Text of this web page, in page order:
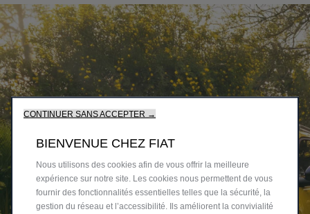
CONTINUER SANS ACCEPTER →
BIENVENUE CHEZ FIAT
Nous utilisons des cookies afin de vous offrir la meilleure
expérience sur notre site. Les cookies nous permettent de vous
fournir des fonctionnalités essentielles telles que la sécurité, la
gestion du réseau et l’accessibilité. Ils améliorent la convivialité